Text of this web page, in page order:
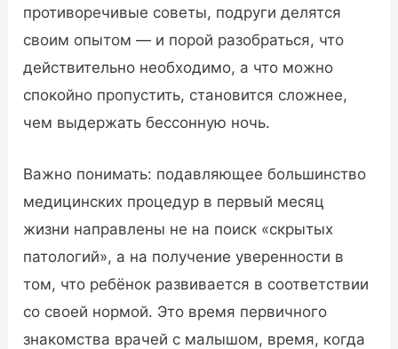
противоречивые советы, подруги делятся
своим опытом — и порой разобраться, что
действительно необходимо, а что можно
спокойно пропустить, становится сложнее,
чем выдержать бессонную ночь.
Важно понимать: подавляющее большинство
медицинских процедур в первый месяц
жизни направлены не на поиск «скрытых
патологий», а на получение уверенности в
том, что ребёнок развивается в соответствии
со своей нормой. Это время первичного
знакомства врачей с малышом, время, когда